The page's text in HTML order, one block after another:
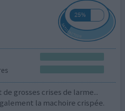
grosses crises de larme...
la machoire crispée.